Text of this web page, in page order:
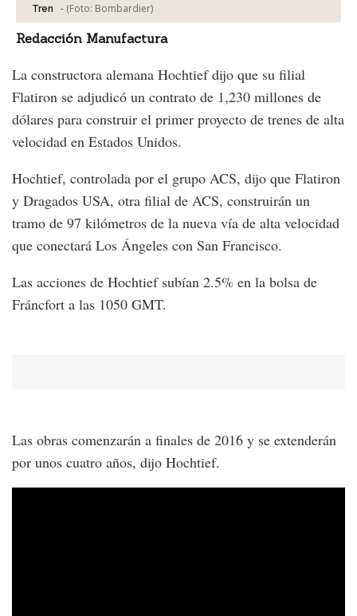
Tren - (Foto: Bombardier)
Redacción Manufactura
La constructora alemana Hochtief dijo que su filial
Flatiron se adjudicó un contrato de 1,230 millones de
dólares para construir el primer proyecto de trenes de alta
velocidad en Estados Unidos.
Hochtief, controlada por el grupo ACS, dijo que Flatiron
y Dragados USA, otra filial de ACS, construirán un
tramo de 97 kilómetros de la nueva vía de alta velocidad
que conectará Los Ángeles con San Francisco.
Las acciones de Hochtief subían 2.5% en la bolsa de
Fráncfort a las 1050 GMT.
Las obras comenzarán a finales de 2016 y se extenderán
por unos cuatro años, dijo Hochtief.